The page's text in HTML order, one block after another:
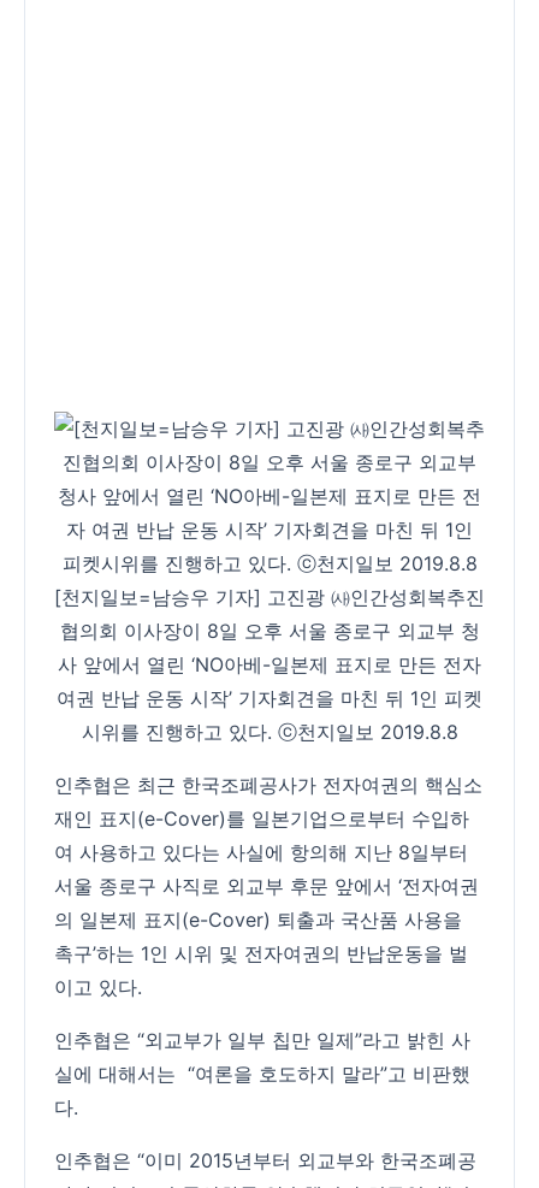
[천지일보=남승우 기자] 고진광 ㈔인간성회복추진
협의회 이사장이 8일 오후 서울 종로구 외교부 청
사 앞에서 열린 ‘NO아베-일본제 표지로 만든 전자
여권 반납 운동 시작’ 기자회견을 마친 뒤 1인 피켓
시위를 진행하고 있다. ⓒ천지일보 2019.8.8
인추협은 최근 한국조폐공사가 전자여권의 핵심소
재인 표지(e-Cover)를 일본기업으로부터 수입하
여 사용하고 있다는 사실에 항의해 지난 8일부터
서울 종로구 사직로 외교부 후문 앞에서 ‘전자여권
의 일본제 표지(e-Cover) 퇴출과 국산품 사용을
촉구’하는 1인 시위 및 전자여권의 반납운동을 벌
이고 있다.
인추협은 “외교부가 일부 칩만 일제”라고 밝힌 사
실에 대해서는 “여론을 호도하지 말라”고 비판했
다.
인추협은 “이미 2015년부터 외교부와 한국조폐공